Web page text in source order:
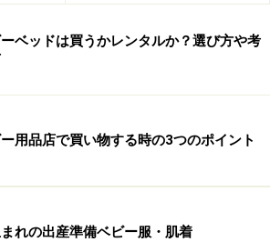
ベッドは買うかレンタルか？選び方や考
用品店で買い物する時の3つのポイント
れの出産準備ベビー服・肌着